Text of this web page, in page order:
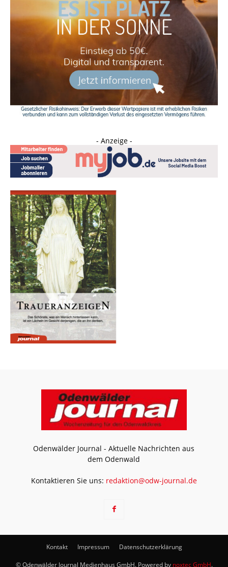
- Anzeige -
Odenwälder Journal - Aktuelle Nachrichten aus
dem Odenwald
Kontaktieren Sie uns: redaktion@odw-journal.de
Kontakt Impressum Datenschutzerklärung
© Odenwälder Journal Medienhaus GmbH. Powered by noxtec GmbH.